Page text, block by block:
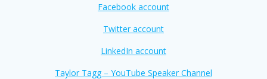
Facebook account
Twitter account
LinkedIn account
Taylor Tagg – YouTube Speaker Channel